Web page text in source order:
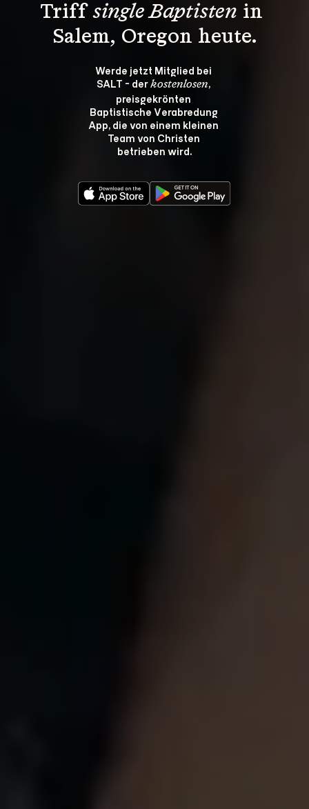
Triff single Baptisten in
Salem, Oregon heute.
Werde jetzt Mitglied bei
SALT - der kostenlosen,
preisgekrönten
Baptistische Verabredung
App, die von einem kleinen
Team von Christen
betrieben wird.